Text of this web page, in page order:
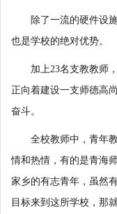
除了一流的硬件设施
也是学校的绝对优势。
加上23名支教教师，
正向着建设一支师德高
奋斗。
全校教师中，青年教
情和热情，有的是青海
家乡的有志青年，虽然
目标来到这所学校，那